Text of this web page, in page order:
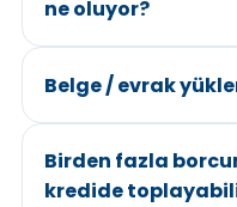
ne oluyor?
Belge / evrak
Birden fazla
kredide